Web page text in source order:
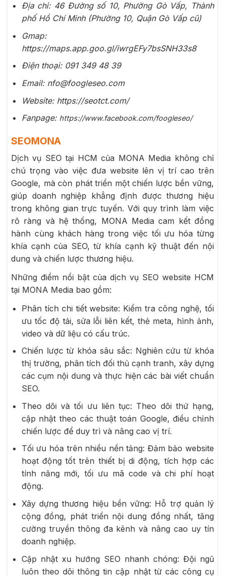
Địa chỉ: 46 Đường số 10, Phường Gò Vấp, Thành
phố Hồ Chí Minh (Phường 10, Quận Gò Vấp cũ)
Gmap:
https://maps.app.goo.gl/iwrgEFy7bsSNH33s8
Điện thoại: 091 349 48 39
Email: nfo@foogleseo.com
Website: https://seotct.com/
Fanpage: https://www.facebook.com/foogleseo/
SEOMONA
Dịch vụ SEO tại HCM của MONA Media không chỉ
chú trọng vào việc đưa website lên vị trí cao trên
Google, mà còn phát triển một chiến lược bền vững,
giúp doanh nghiệp khẳng định được thương hiệu
trong không gian trực tuyến. Với quy trình làm việc
rõ ràng và hệ thống, MONA Media cam kết đồng
hành cùng khách hàng trong việc tối ưu hóa từng
khía cạnh của SEO, từ khía cạnh kỹ thuật đến nội
dung và chiến lược thương hiệu.
Những điểm nổi bật của dịch vụ SEO website HCM
tại MONA Media bao gồm:
Phân tích chi tiết website: Kiểm tra công nghệ, tối
ưu tốc độ tải, sửa lỗi liên kết, thẻ meta, hình ảnh,
video và dữ liệu có cấu trúc.
Chiến lược từ khóa sâu sắc: Nghiên cứu từ khóa
thị trường, phân tích đối thủ cạnh tranh, xây dựng
các cụm nội dung và thực hiện các bài viết chuẩn
SEO.
Theo dõi và tối ưu liên tục: Theo dõi thứ hạng,
cập nhật theo các thuật toán Google, điều chỉnh
chiến lược để duy trì và nâng cao vị trí.
Tối ưu hóa trên nhiều nền tảng: Đảm bảo website
hoạt động tốt trên thiết bị di động, tích hợp các
tính năng mới, tối ưu mã code và chi phí hoạt
động.
Xây dựng thương hiệu bền vững: Hỗ trợ quản lý
cộng đồng, phát triển nội dung đồng nhất, tăng
cường truyền thông đa kênh và nâng cao uy tín
doanh nghiệp.
Cập nhật xu hướng SEO nhanh chóng: Đội ngũ
luôn theo dõi thông tin cập nhật từ các công cụ